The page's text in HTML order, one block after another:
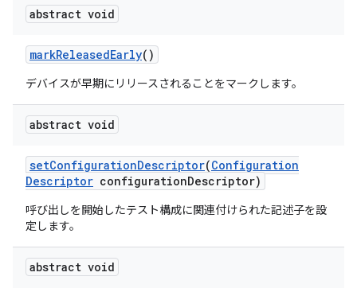
abstract void
markReleasedEarly()
デバイスが早期にリリースされることをマークします。
abstract void
setConfigurationDescriptor(Configuration
Descriptor configurationDescriptor)
呼び出しを開始したテスト構成に関連付けられた記述子を設
定します。
abstract void